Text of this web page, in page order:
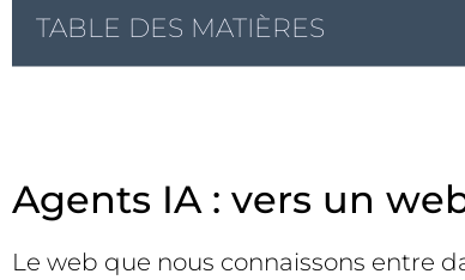
TABLE DES MATIÈRES
Agents IA : vers un
Le web que nous connaissons entre